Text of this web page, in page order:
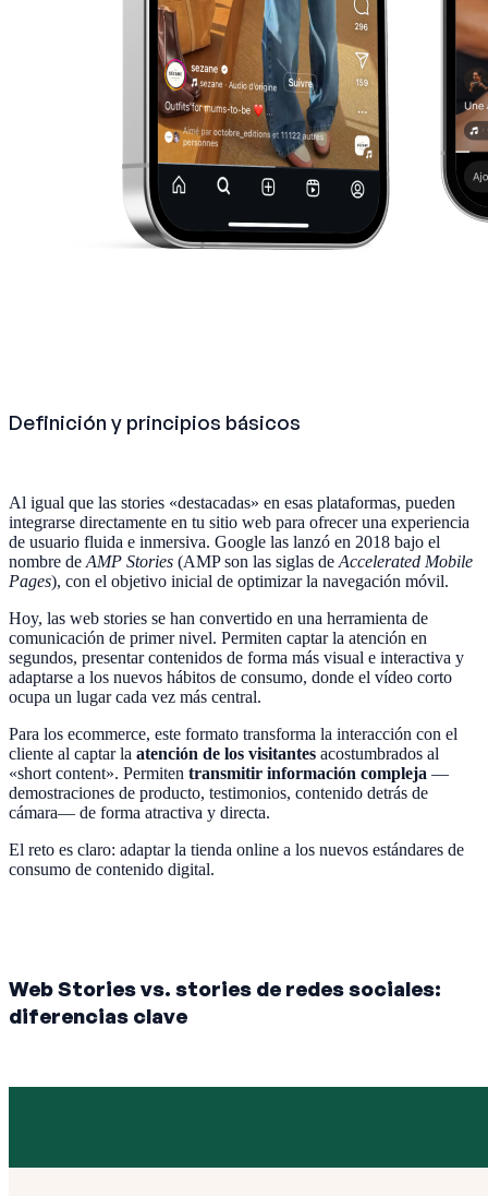
Definición y principios básicos
Al igual que las stories «destacadas» en esas plataformas, pueden
integrarse directamente en tu sitio web para ofrecer una experiencia
de usuario fluida e inmersiva. Google las lanzó en 2018 bajo el
nombre de AMP Stories (AMP son las siglas de Accelerated Mobile
Pages), con el objetivo inicial de optimizar la navegación móvil.
Hoy, las web stories se han convertido en una herramienta de
comunicación de primer nivel. Permiten captar la atención en
segundos, presentar contenidos de forma más visual e interactiva y
adaptarse a los nuevos hábitos de consumo, donde el vídeo corto
ocupa un lugar cada vez más central.
Para los ecommerce, este formato transforma la interacción con el
cliente al captar la atención de los visitantes acostumbrados al
«short content». Permiten transmitir información compleja —
demostraciones de producto, testimonios, contenido detrás de
cámara— de forma atractiva y directa.
El reto es claro: adaptar la tienda online a los nuevos estándares de
consumo de contenido digital.
Web Stories vs. stories de redes sociales:
diferencias clave